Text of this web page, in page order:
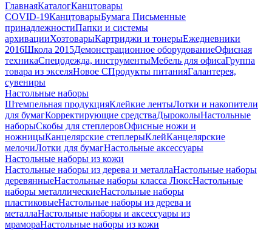
ГлавнаяКаталогКанцтовары
COVID-19КанцтоварыБумага Письменные
принадлежностиПапки и системы
архивацииХозтоварыКартриджи и тонерыЕжедневники
2016Школа 2015Демонстрационное оборудованиеОфисная
техникаСпецодежда, инструментыМебель для офисаГруппа
товара из экселяНовое СПродукты питанияГалантерея,
сувениры
Настольные наборы
Штемпельная продукцияКлейкие лентыЛотки и накопители
для бумагКорректирующие средстваДыроколыНастольные
наборыСкобы для степлеровОфисные ножи и
ножницыКанцелярские степлерыКлейКанцелярские
мелочиЛотки для бумагНастольные аксессуары
Настольные наборы из кожи
Настольные наборы из дерева и металлаНастольные наборы
деревянныеНастольные наборы класса ЛюксНастольные
наборы металлическиеНастольные наборы
пластиковыеНастольные наборы из дерева и
металлаНастольные наборы и аксессуары из
мрамораНастольные наборы из кожи